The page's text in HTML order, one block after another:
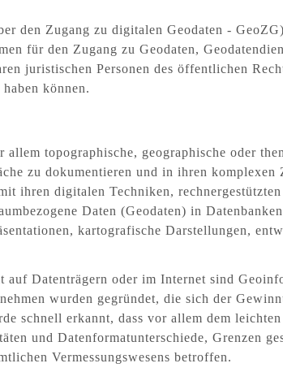
den Zugang zu digitalen Geodaten -
für den Zugang zu Geodaten,
juristischen Personen des öffentlichen
können.
topographische, geographische oder
zu dokumentieren und in ihren
ihren digitalen Techniken,
Daten (Geodaten) in
kartografische Darstellungen,
Datenträgern oder im Internet sind
wurden gegründet, die sich der
schnell erkannt, dass vor allem dem
und Datenformatunterschiede, Grenzen
Vermessungswesens betroffen.